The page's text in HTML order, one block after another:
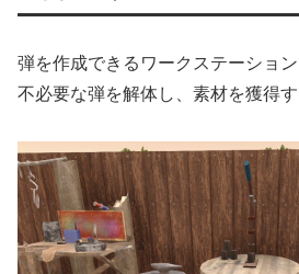
弾を作成できるワークステーショ
不必要な弾を解体し、素材を獲得す